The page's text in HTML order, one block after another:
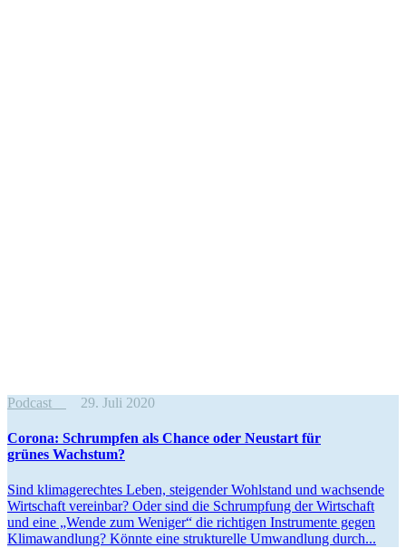
Podcast 29. Juli 2020
Corona: Schrumpfen als Chance oder Neustart für
grünes Wachstum?
Sind klima­ge­rechtes Leben, steigender Wohlstand und wachsende
Wirtschaft vereinbar? Oder sind die Schrumpfung der Wirtschaft
und eine „Wende zum Weniger“ die richtigen Instru­mente gegen
Klima­wandlung? Könnte eine struk­tu­relle Umwandlung durch...